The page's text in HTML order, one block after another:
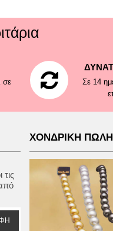
σε
Σε 14
ΧΟΝΔΡΙΚΗ